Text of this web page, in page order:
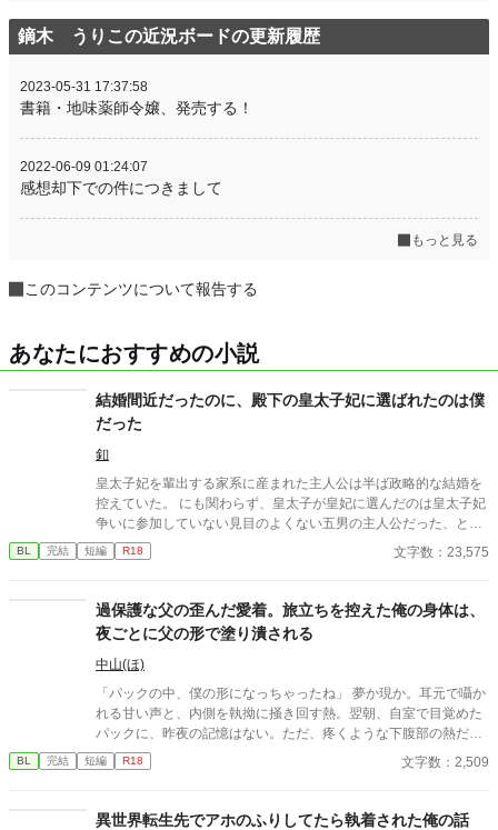
鏑木 うりこの近況ボードの更新履歴
2023-05-31 17:37:58
書籍・地味薬師令嬢、発売する！
2022-06-09 01:24:07
感想却下での件につきまして
もっと見る
このコンテンツについて報告する
あなたにおすすめの小説
結婚間近だったのに、殿下の皇太子妃に選ばれたのは僕
だった
釦
皇太子妃を輩出する家系に産まれた主人公は半ば政略的な結婚を
控えていた。 にも関わらず、皇太子が皇妃に選んだのは皇太子妃
争いに参加していない見目のよくない五男の主人公だった、とい
うお話。
BL 完結 短編 R18 文字数：23,575
過保護な父の歪んだ愛着。旅立ちを控えた俺の身体は、
夜ごとに父の形で塗り潰される
中山(ほ)
「パックの中、僕の形になっちゃったね」 夢か現か。耳元で囁か
れる甘い声と、内側を執拗に掻き回す熱。翌朝、自室で目覚めた
パックに、昨夜の記憶はない。ただ、疼くような下腹部の熱だけ
が残っていた。 相談しようと向かった相手こそが、自分を侵食し
ている張本人だとも知らずに、パックは父の部屋の扉を開く。 こ
BL 完結 短編 R18 文字数：2,509
異世界転生先でアホのふりしてたら執着された俺の話